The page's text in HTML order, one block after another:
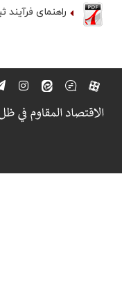
راهنمای